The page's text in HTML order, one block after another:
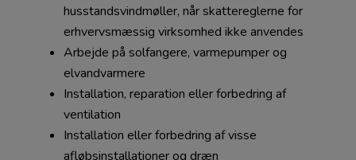
husstandsvindmøller, når skattereglerne for
erhvervsmæssig virksomhed ikke anvendes
Arbejde på solfangere, varmepumper og
elvandvarmere
Installation, reparation eller forbedring af
ventilation
Installation eller forbedring af visse
afløbsinstallationer og dræn